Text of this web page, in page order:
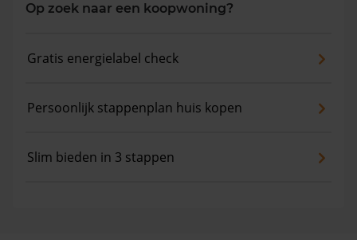
Op zoek naar een koopwoning?
Gratis energielabel check
Persoonlijk stappenplan huis kopen
Slim bieden in 3 stappen